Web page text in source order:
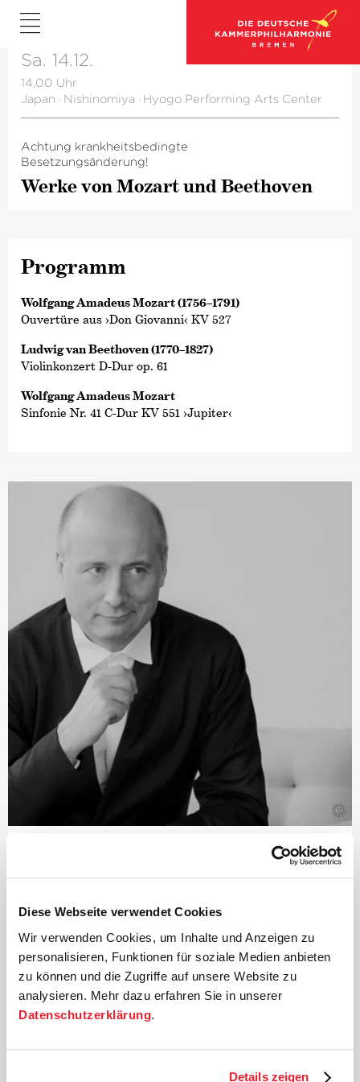
Diese Webseite verwendet Cookies
Wir verwenden Cookies, um Inhalte und Anzeigen zu
personalisieren, Funktionen für soziale Medien anbieten
zu können und die Zugriffe auf unsere Website zu
analysieren. Mehr dazu erfahren Sie in unserer
Datenschutzerklärung.
Details zeigen
Sa. 14.12.
14.00 Uhr
Japan · Nishinomiya · Hyogo Performing Arts Center
Achtung krankheitsbedingte
Besetzungsänderung!
Werke von Mozart und Beethoven
Programm
Wolfgang Amadeus Mozart (1756–1791)
Ouvertüre aus ›Don Giovanni‹ KV 527
Ludwig van Beethoven (1770–1827)
Violinkonzert D-Dur op. 61
Wolfgang Amadeus Mozart
Sinfonie Nr. 41 C-Dur KV 551 ›Jupiter‹
©
Paavo Järvi
Der estnische Dirigent und Grammy-Preisträger Paavo
Kammer­philharmonie Bremen.
Einer der vielen Höhepunkte dieser Zusammenarbeit
waren die weltweit von Kritikern und Publikum
gefeierten Aufführungen des Beethoven-Zyklus, für die
Järvi mit zahlreichen Preisen ausgezeichnet wurde –
Schallplattenkritik. Auf das Beethoven-Projekt folgte